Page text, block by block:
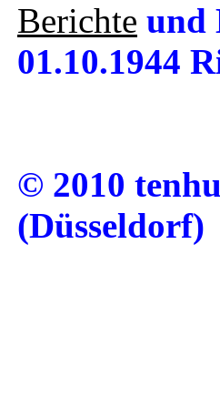
Berichte und
01.10.1944
© 2010
(Düsseldorf)